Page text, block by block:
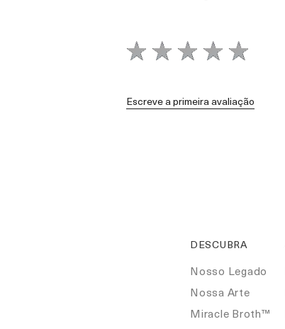
Escreve a primeira avaliação
DESCUBRA
Nosso Legado
Nossa Arte
Miracle Broth™